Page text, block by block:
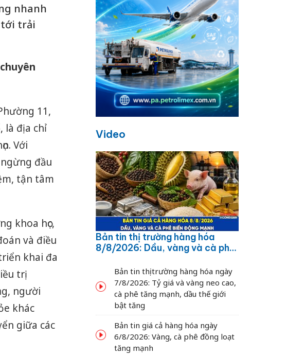
nhanh
tới trải
11,
là địa chỉ
Với
đầu
tận tâm
khoa học,
và điều
khai đa
trị
người
khác
giữa các
Video
Bản tin thị trường hàng hóa
8/8/2026: Dầu, vàng và cà phê
Bản tin thị trường hàng hóa ngày
7/8/2026: Tỷ giá và vàng neo cao,
cà phê tăng mạnh, dầu thế giới
bật tăng
Bản tin giá cả hàng hóa ngày
6/8/2026: Vàng, cà phê đồng loạt
tăng mạnh